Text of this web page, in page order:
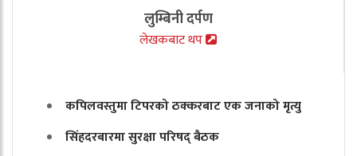
लुम्बिनी दर्पण
लेखकबाट थप
कपिलवस्तुमा टिपरको ठक्करबाट एक जनाको मृत्यु
सिंहदरबारमा सुरक्षा परिषद् बैठक